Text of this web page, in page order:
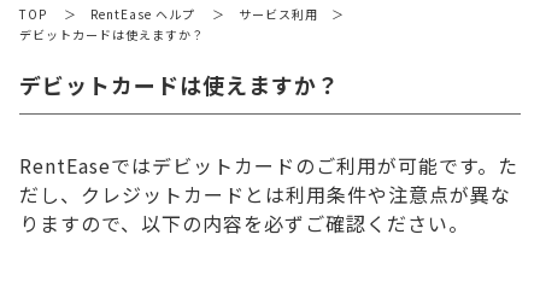
TOP ＞ RentEase ヘルプ ＞ サービス利用 ＞
デビットカードは使えますか？
デビットカードは使えますか？
RentEaseではデビットカードのご利用が可能です。た
だし、クレジットカードとは利用条件や注意点が異な
りますので、以下の内容を必ずご確認ください。